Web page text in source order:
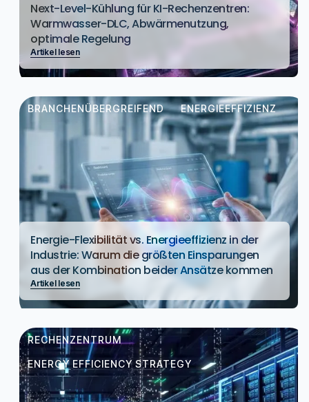
Next-Level-Kühlung für KI-Rechenzentren:
Warmwasser-DLC, Abwärmenutzung,
optimale Regelung
Artikel lesen
BRANCHENÜBERGREIFEND ENERGIEEFFIZIENZ
Energie-Flexibilität vs. Energieeffizienz in der
Industrie: Warum die größten Einsparungen
aus der Kombination beider Ansätze kommen
Artikel lesen
RECHENZENTRUM
ENERGY EFFICIENCY STRATEGY